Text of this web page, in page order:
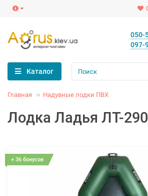
050-
097-
Каталог
Главная Надувные лодки ПВХ
Лодка Ладья ЛТ-
+ 36 бонусов